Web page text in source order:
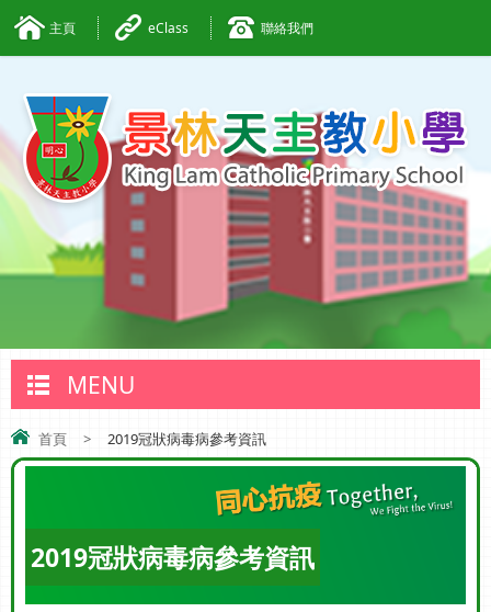
主頁 eClass 聯絡我們
MENU
首頁 > 2019冠狀病毒病參考資訊
2019冠狀病毒病參考資訊